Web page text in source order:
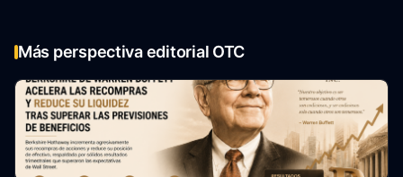
Más perspectiva editorial OTC